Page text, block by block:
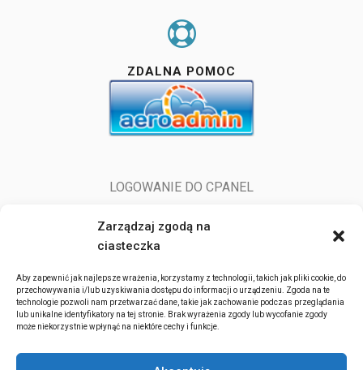
Zarządzaj zgodą na
ciasteczka
Aby zapewnić jak najlepsze wrażenia, korzystamy z technologii, takich jak pliki cookie, do
przechowywania i/lub uzyskiwania dostępu do informacji o urządzeniu. Zgoda na te
technologie pozwoli nam przetwarzać dane, takie jak zachowanie podczas przeglądania
lub unikalne identyfikatory na tej stronie. Brak wyrażenia zgody lub wycofanie zgody
może niekorzystnie wpłynąć na niektóre cechy i funkcje.
ZDALNA POMOC
LOGOWANIE DO CPANEL
LOGOWANIE DO POCZTY
ITserv.pl 2022-2026. All rights reserved.